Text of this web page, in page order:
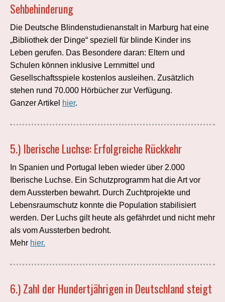
Sehbehinderung
Die Deutsche Blindenstudienanstalt in Marburg hat eine
„Bibliothek der Dinge“ speziell für blinde Kinder ins
Leben gerufen. Das Besondere daran: Eltern und
Schulen können inklusive Lernmittel und
Gesellschaftsspiele kostenlos ausleihen. Zusätzlich
stehen rund 70.000 Hörbücher zur Verfügung.
Ganzer Artikel hier.
5.) Iberische Luchse: Erfolgreiche Rückkehr
In Spanien und Portugal leben wieder über 2.000
Iberische Luchse. Ein Schutzprogramm hat die Art vor
dem Aussterben bewahrt. Durch Zuchtprojekte und
Lebensraumschutz konnte die Population stabilisiert
werden. Der Luchs gilt heute als gefährdet und nicht mehr
als vom Aussterben bedroht.
Mehr hier.
6.) Zahl der Hundertjährigen in Deutschland steigt